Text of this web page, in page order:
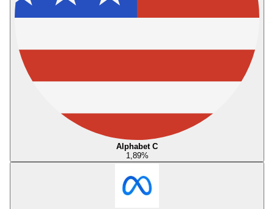
Alphabet C
1,89%